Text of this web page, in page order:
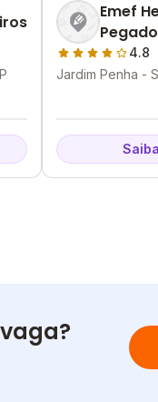
Emef
4.8
Jardim Penha -